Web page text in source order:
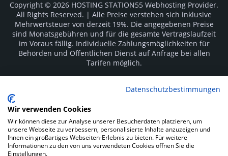
Copyright © 2026 HOSTING STATION55 Webhosting Provider.
All Rights Reserved. | Alle Preise verstehen sich inklusive
Mehrwertsteuer von derzeit 19%. Die angegebenen Preise
sind Monatsgebühren und für die gesamte Vertragslaufzeit
im Voraus fällig. Individuelle Zahlungsmöglichkeiten für
Behörden und Öffentlichen Dienst auf Anfrage bei allen
Tarifen möglich.
Hersteller. Irrtümer vorbehalten.
SOCIAL MEDIA
Datenschutzbestimmungen
Wir verwenden Cookies
Wir können diese zur Analyse unserer Besucherdaten platzieren, um
unsere Webseite zu verbessern, personalisierte Inhalte anzuzeigen und
Ihnen ein großartiges Webseiten-Erlebnis zu bieten. Für weitere
Informationen zu den von uns verwendeten Cookies öffnen Sie die
Einstellungen.